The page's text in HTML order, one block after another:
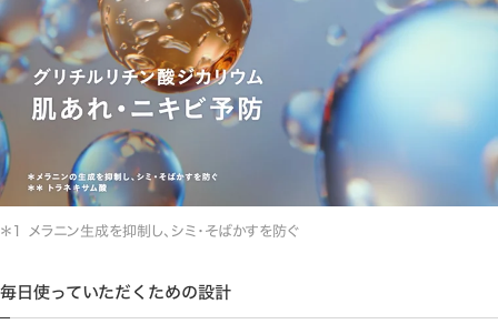
メラニン生成を抑制し、シミ・そばかすを防ぐ
毎日使っていただくための設計